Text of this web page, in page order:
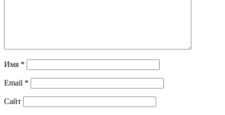
Имя *
Email *
Сайт